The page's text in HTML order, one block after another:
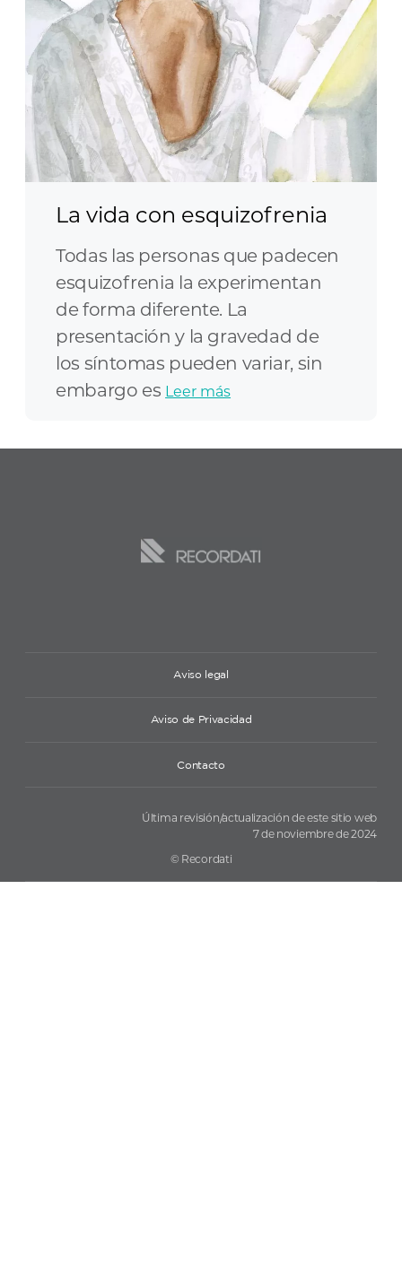
La vida con esquizofrenia
Todas las personas que padecen
esquizofrenia la experimentan
de forma diferente. La
presentación y la gravedad de
los síntomas pueden variar, sin
embargo es Leer más
Aviso legal
Aviso de Privacidad
Contacto
Última revisión/actualización de este sitio web
7 de noviembre de 2024
© Recordati